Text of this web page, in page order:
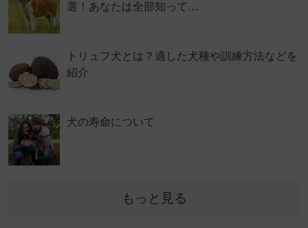
選！あなたは全部知って…
トリュフ犬とは？適した犬種や訓練方法などを
紹介
犬の寿命について
もっと見る